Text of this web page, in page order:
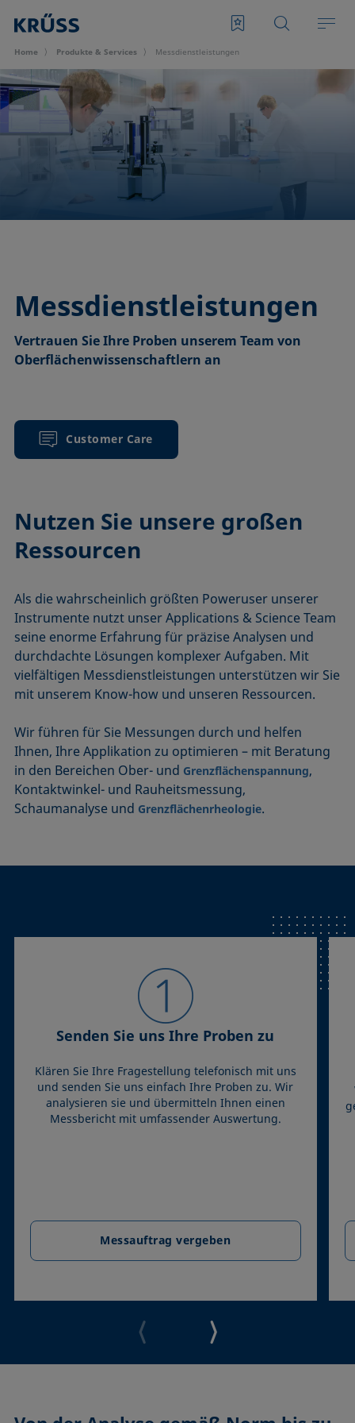
Home Produkte & Services Messdienstleistungen
Messdienstleistungen
Vertrauen Sie Ihre Proben unserem Team von
Oberflächenwissenschaftlern an
Customer Care
Nutzen Sie unsere großen
Ressourcen
Als die wahrscheinlich größten Poweruser unserer
Instrumente nutzt unser Applications & Science Team
seine enorme Erfahrung für präzise Analysen und
durchdachte Lösungen komplexer Aufgaben. Mit
vielfältigen Messdienstleistungen unterstützen wir Sie
mit unserem Know-how und unseren Ressourcen.
Wir führen für Sie Messungen durch und helfen
Ihnen, Ihre Applikation zu optimieren – mit Beratung
in den Bereichen Ober- und Grenzflächenspannung,
Kontaktwinkel- und Rauheitsmessung,
Schaumanalyse und Grenzflächenrheologie.
Senden Sie uns Ihre Proben zu
Klären Sie Ihre Fragestellung telefonisch mit uns
und senden Sie uns einfach Ihre Proben zu. Wir
analysieren sie und übermitteln Ihnen einen
Messbericht mit umfassender Auswertung.
Messauftrag vergeben